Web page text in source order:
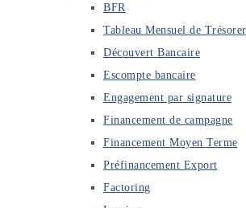
BFR
Tableau Mensuel de
Découvert Bancaire
Escompte bancaire
Engagement par signature
Financement de campagne
Financement Moyen Terme
Préfinancement Export
Factoring